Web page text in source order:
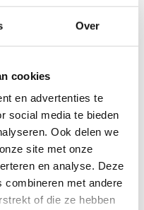
Over
cookies
en advertenties te
social media te bieden
Ook delen we
site met onze
en analyse. Deze
combineren met andere
of die ze hebben
van je bevalling en is de
en pijnstilling het
houdingen is erg
is kun je het zitje
je kindje in het water te
de moeder op de borst,
van de
maar zorg altijd voor